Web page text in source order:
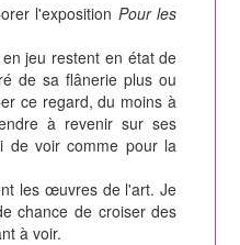
l'exposition Pour les
jeu restent en état de
de sa flânerie plus ou
ce regard, du moins à
à revenir sur ses
de voir comme pour la
les œuvres de l'art. Je
chance de croiser des
à voir.